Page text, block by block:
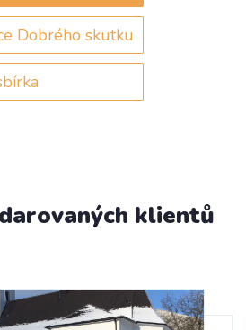
Dobrého skutku
klientů